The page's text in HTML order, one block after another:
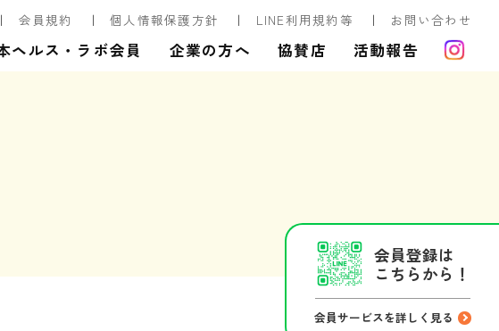
会員規約 個人情報保護方針 LINE利用規約等 お問い合わせ
ヘルス・ラボ会員 企業の方へ 協賛店 活動報告
会員登録は
こちらから！
会員サービスを詳しく見る